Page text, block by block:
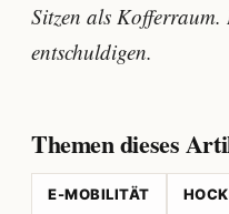
Sitzen als
entschuldigen.
Themen dieses
E-MOBILITÄT